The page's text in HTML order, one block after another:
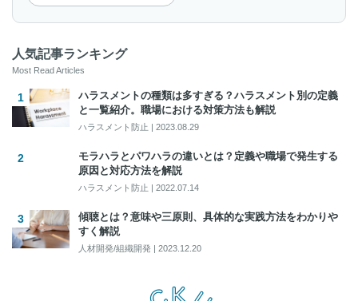
人気記事ランキング
Most Read Articles
ハラスメントの種類は多すぎる？ハラスメント別の定義
と一覧紹介。職場における対策方法も解説
ハラスメント防止 | 2023.08.29
モラハラとパワハラの違いとは？定義や職場で発生する
原因と対応方法を解説
ハラスメント防止 | 2022.07.14
傾聴とは？意味や三原則、具体的な実践方法をわかりや
すく解説
人材開発/組織開発 | 2023.12.20